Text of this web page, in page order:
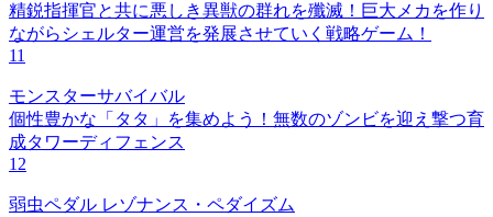
精鋭指揮官と共に悪しき異獣の群れを殲滅！巨大メカを作り
ながらシェルター運営を発展させていく戦略ゲーム！
11
モンスターサバイバル
個性豊かな「タタ」を集めよう！無数のゾンビを迎え撃つ育
成タワーディフェンス
12
弱虫ペダル レゾナンス・ペダイズム